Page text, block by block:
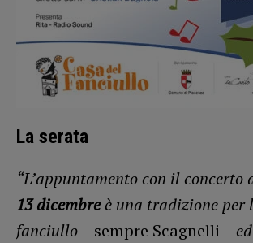
La serata
“L’appuntamento con il concerto
13 dicembreè una tradizione per
fanciullo– sempre Scagnelli –